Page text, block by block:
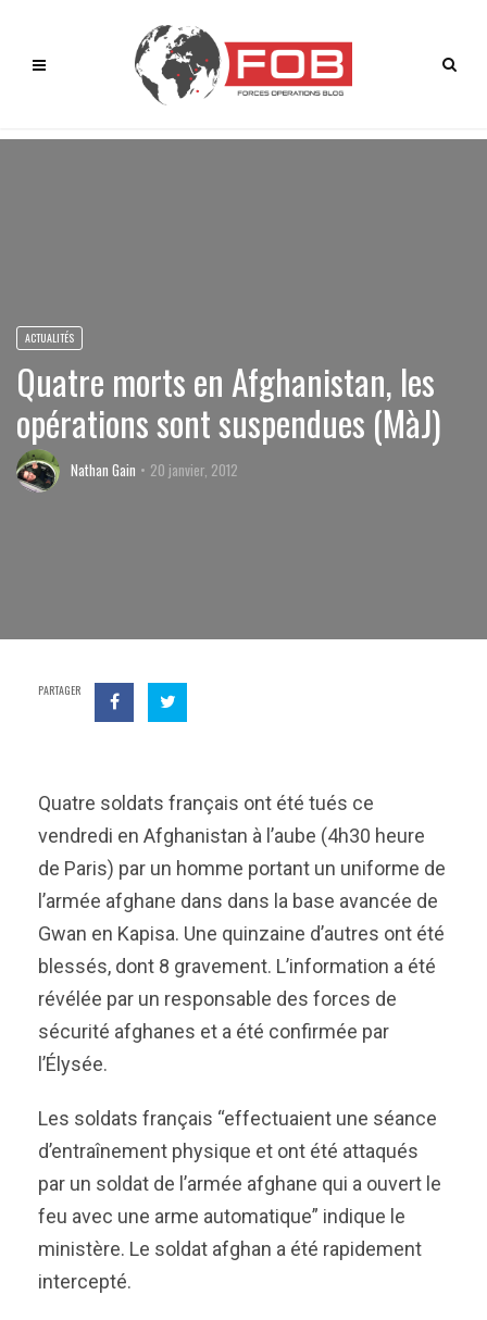
ACTUALITÉS
Quatre morts en Afghanistan, les
opérations sont suspendues (MàJ)
Nathan Gain 20 janvier, 2012
PARTAGER
Quatre soldats français ont été tués ce
vendredi en Afghanistan à l’aube (4h30 heure
de Paris) par un homme portant un uniforme de
l’armée afghane dans dans la base avancée de
Gwan en Kapisa. Une quinzaine d’autres ont été
blessés, dont 8 gravement. L’information a été
révélée par un responsable des forces de
sécurité afghanes et a été confirmée par
l’Élysée.
Les soldats français “effectuaient une séance
d’entraînement physique et ont été attaqués
par un soldat de l’armée afghane qui a ouvert le
feu avec une arme automatique” indique le
ministère. Le soldat afghan a été rapidement
intercepté.